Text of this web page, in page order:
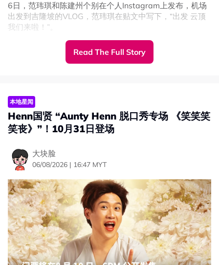
6日，范玮琪和陈建州个别在个人Instagram上发布，机场
出发到吉隆坡的VLOG，范玮琪在贴文中写下，“出发 云顶
我们来啦！”。
画面中看见，11岁的飞飞和翔翔身高已经超过172CM范玮
琪的肩膀，兄弟俩都个子高挑。
Read The Full Story
本地星闻
Henn国贤 “Aunty Henn 脱口秀专场 《笑笑笑
笑丧》”！10月31日登场
大块脸
06/08/2026 | 16:47 MYT